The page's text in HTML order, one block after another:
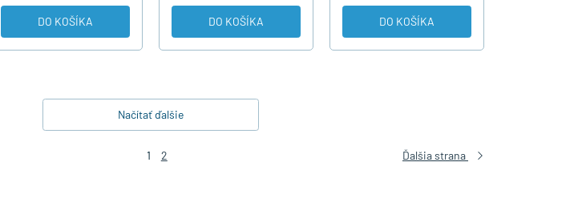
DO KOŠÍKA DO KOŠÍKA DO KOŠÍKA
Načítať ďalšie
1 2 Ďalšia strana